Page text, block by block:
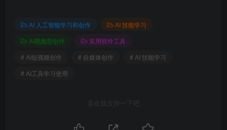
AI 人工智能学习和创作
AI 技能学习
AI视频型创作
实用软件工具
# AI短视频创作
# 自媒体创作
# AI 技能学习
# AI工具学习使用
喜欢就支持一下吧